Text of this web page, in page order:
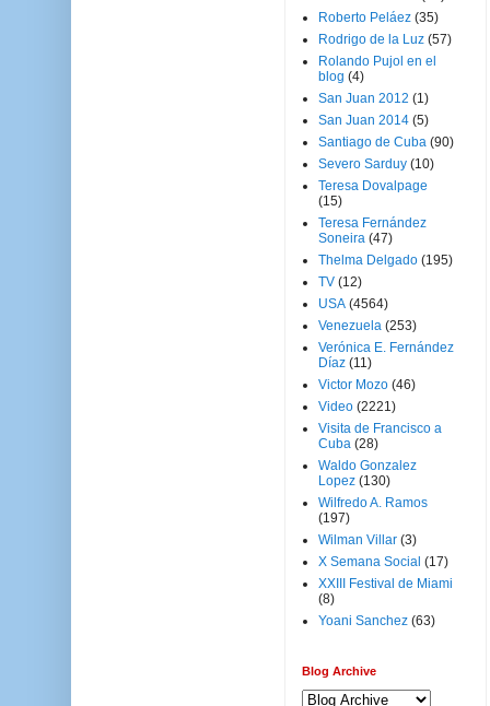
Roberto Peláez (35)
Rodrigo de la Luz (57)
Rolando Pujol en el
blog (4)
San Juan 2012 (1)
San Juan 2014 (5)
Santiago de Cuba (90)
Severo Sarduy (10)
Teresa Dovalpage
(15)
Teresa Fernández
Soneira (47)
Thelma Delgado (195)
TV (12)
USA (4564)
Venezuela (253)
Verónica E. Fernández
Díaz (11)
Victor Mozo (46)
Video (2221)
Visita de Francisco a
Cuba (28)
Waldo Gonzalez
Lopez (130)
Wilfredo A. Ramos
(197)
Wilman Villar (3)
X Semana Social (17)
XXIII Festival de Miami
(8)
Yoani Sanchez (63)
Blog Archive